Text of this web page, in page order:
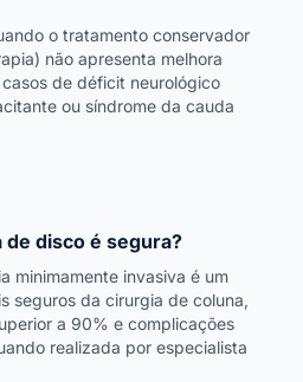
o tratamento conservador
não apresenta melhora
de déficit neurológico
ou síndrome da cauda
disco é segura?
minimamente invasiva é um
seguros da cirurgia de coluna,
a 90% e complicações
realizada por especialista